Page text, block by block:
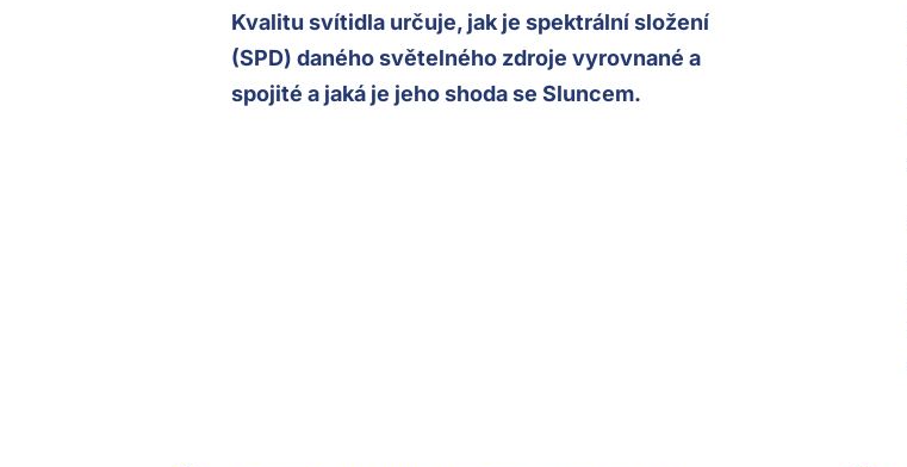
Kvalitu svítidla určuje, jak je spektrální složení
(SPD) daného světelného zdroje vyrovnané a
spojité a jaká je jeho shoda se Sluncem.